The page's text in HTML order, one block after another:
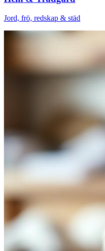
Jord, frö, redskap & städ